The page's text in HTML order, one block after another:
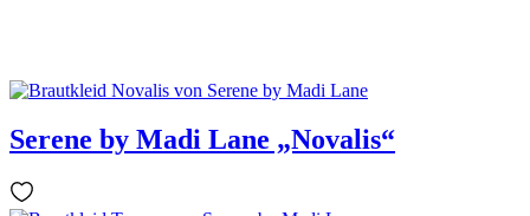
Serene by Madi Lane „Novalis“